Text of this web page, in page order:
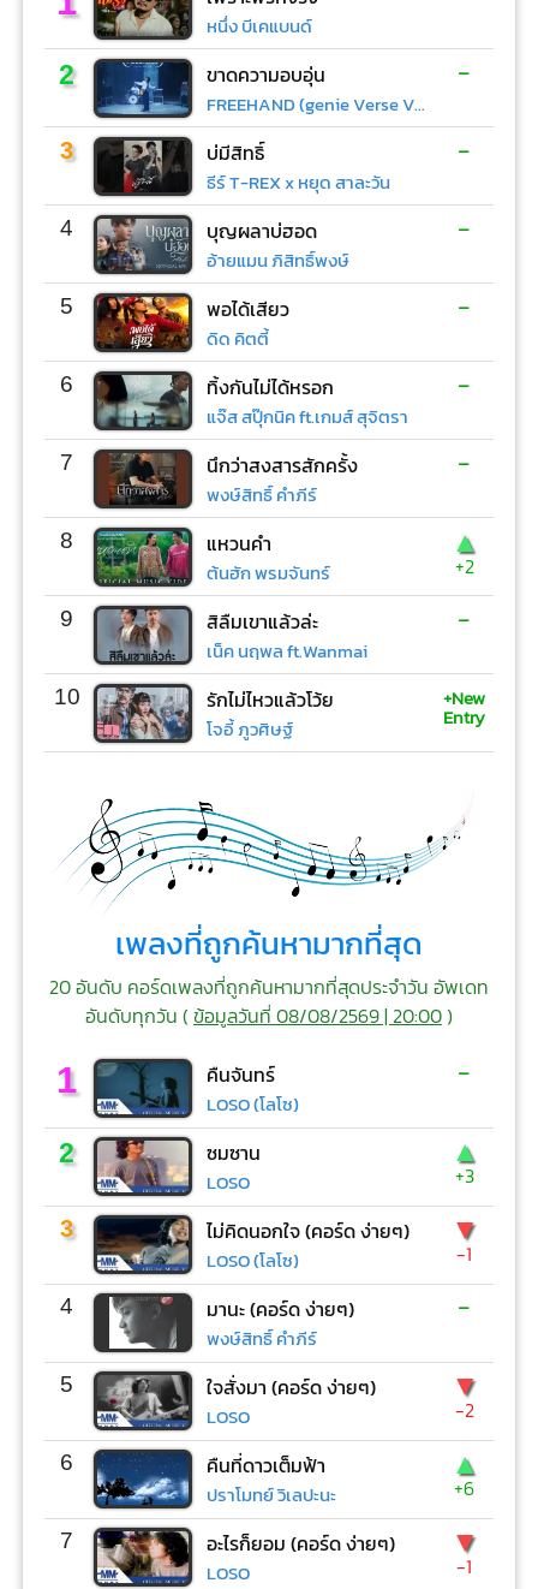
หนึ่ง บีเคแบนด์
2 ขาดความอบอุ่น
FREEHAND (genie Verse Vol.1)
-
3 บ่มีสิทธิ์
ธีร์ T-REX x หยุด สาละวัน
-
4 บุญผลาบ่ฮอด
อ้ายแมน ภิสิทธิ์พงษ์
-
5 พอได้เสียว
ดิด คิตตี้
-
6 ทิ้งกันไม่ได้หรอก
แจ๊ส สปุ๊กนิค ft.เกมส์ สุจิตรา
-
7 นึกว่าสงสารสักครั้ง
พงษ์สิทธิ์ คำภีร์
-
8 แหวนคำ
ต้นฮัก พรมจันทร์
▲
+2
9 สิลืมเขาแล้วล่ะ
เน็ค นฤพล ft.Wanmai
-
10 รักไม่ไหวแล้วโว้ย
โจอี้ ภูวศิษฐ์
+New
Entry
เพลงที่ถูกค้นหามากที่สุด
20 อันดับ คอร์ดเพลงที่ถูกค้นหามากที่สุดประจำวัน อัพเดท
อันดับทุกวัน (ข้อมูลวันที่ 08/08/2569 | 20:00)
1 คืนจันทร์
LOSO (โลโซ)
-
2 ซมซาน
LOSO
▲
+3
3 ไม่คิดนอกใจ (คอร์ด ง่ายๆ)
LOSO (โลโซ)
▼
-1
4 มานะ (คอร์ด ง่ายๆ)
พงษ์สิทธิ์ คำภีร์
-
5 ใจสั่งมา (คอร์ด ง่ายๆ)
LOSO
▼
-2
6 คืนที่ดาวเต็มฟ้า
ปราโมทย์ วิเลปะนะ
▲
+6
7 อะไรก็ยอม (คอร์ด ง่ายๆ)
LOSO
▼
-1